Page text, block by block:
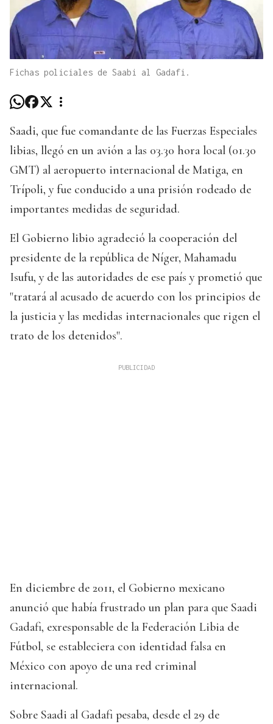
Fichas policiales de Saabi al Gadafi.
Saadi, que fue comandante de las Fuerzas Especiales
libias, llegó en un avión a las 03.30 hora local (01.30
GMT) al aeropuerto internacional de Matiga, en
Trípoli, y fue conducido a una prisión rodeado de
importantes medidas de seguridad.
El Gobierno libio agradeció la cooperación del
presidente de la república de Níger, Mahamadu
Isufu, y de las autoridades de ese país y prometió que
"tratará al acusado de acuerdo con los principios de
la justicia y las medidas internacionales que rigen el
trato de los detenidos".
En diciembre de 2011, el Gobierno mexicano
anunció que había frustrado un plan para que Saadi
Gadafi, exresponsable de la Federación Libia de
Fútbol, se estableciera con identidad falsa en
México con apoyo de una red criminal
internacional.
Sobre Saadi al Gadafi pesaba, desde el 29 de